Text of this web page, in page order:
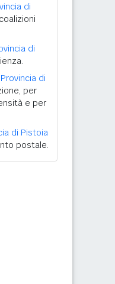
di
di
di
per
e per
di Pistoia
postale.